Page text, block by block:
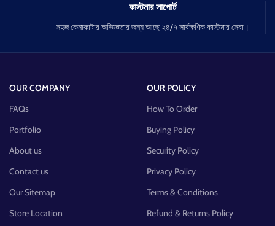
কাস্টমার সাপোর্ট
সহজ কেনাকাটার অভিজ্ঞতার জন্য আছে ২৪/৭ সার্বক্ষণিক কাস্টমার সেবা।
OUR COMPANY
FAQs
Portfolio
About us
Contact us
Our Sitemap
Store Location
OUR POLICY
How To Order
Buying Policy
Security Policy
Privacy Policy
Terms & Conditions
Refund & Returns Policy